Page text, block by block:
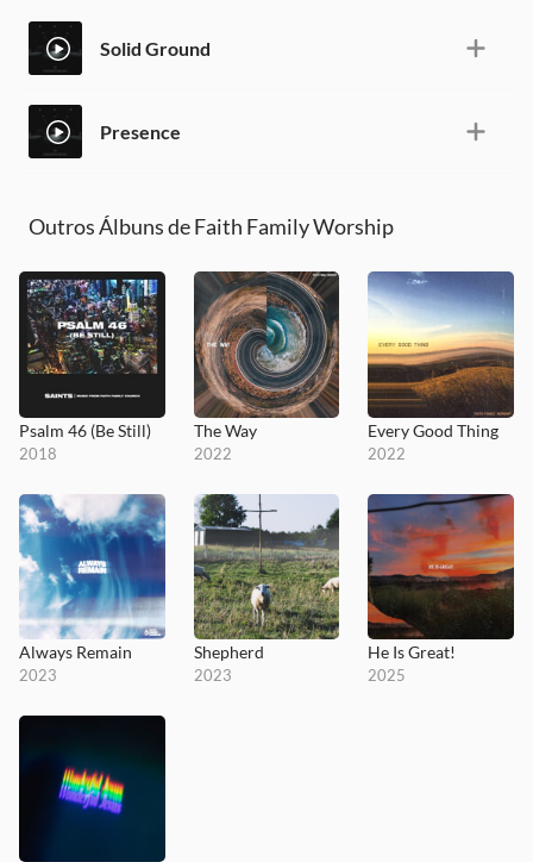
Solid Ground
Presence
Outros Álbuns de Faith Family Worship
Psalm 46 (Be Still)
2018
The Way
2022
Every Good Thing
2022
Always Remain
2023
Shepherd
2023
He Is Great!
2025